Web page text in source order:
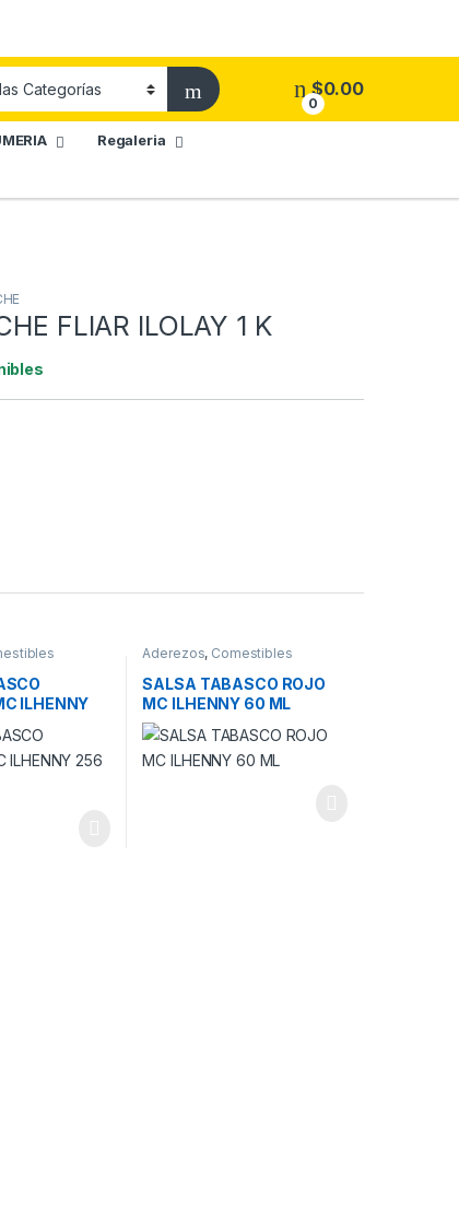
0
$0.00
Regaleria
FLIAR ILOLAY 1 K
ILHENNY
Aderezos, Comestibles
SALSA TABASCO ROJO
MC ILHENNY 60 ML